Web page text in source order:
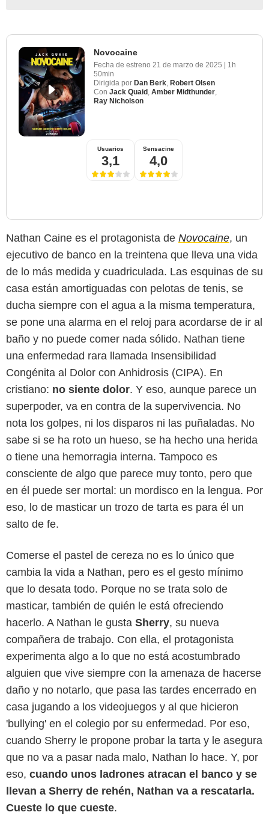
Novocaine
Fecha de estreno 21 de marzo de 2025 | 1h
50min
Dirigida por Dan Berk Robert Olsen
Con Jack Quaid Amber Midthunder
Ray Nicholson
Usuarios
3,1
Sensacine
4,0
Nathan Caine es el protagonista de Novocaine, un
ejecutivo de banco en la treintena que lleva una vida
de lo más medida y cuadriculada. Las esquinas de su
casa están amortiguadas con pelotas de tenis, se
ducha siempre con el agua a la misma temperatura,
se pone una alarma en el reloj para acordarse de ir al
baño y no puede comer nada sólido. Nathan tiene
una enfermedad rara llamada Insensibilidad
Congénita al Dolor con Anhidrosis (CIPA). En
cristiano: no siente dolor. Y eso, aunque parece un
superpoder, va en contra de la supervivencia. No
nota los golpes, ni los disparos ni las puñaladas. No
sabe si se ha roto un hueso, se ha hecho una herida
o tiene una hemorragia interna. Tampoco es
consciente de algo que parece muy tonto, pero que
en él puede ser mortal: un mordisco en la lengua. Por
eso, lo de masticar un trozo de tarta es para él un
salto de fe.
Comerse el pastel de cereza no es lo único que
cambia la vida a Nathan, pero es el gesto mínimo
que lo desata todo. Porque no se trata solo de
masticar, también de quién le está ofreciendo
hacerlo. A Nathan le gusta Sherry, su nueva
compañera de trabajo. Con ella, el protagonista
experimenta algo a lo que no está acostumbrado
alguien que vive siempre con la amenaza de hacerse
daño y no notarlo, que pasa las tardes encerrado en
casa jugando a los videojuegos y al que hicieron
'bullying' en el colegio por su enfermedad. Por eso,
cuando Sherry le propone probar la tarta y le asegura
que no va a pasar nada malo, Nathan lo hace. Y, por
eso, cuando unos ladrones atracan el banco y se
llevan a Sherry de rehén, Nathan va a rescatarla.
Cueste lo que cueste.